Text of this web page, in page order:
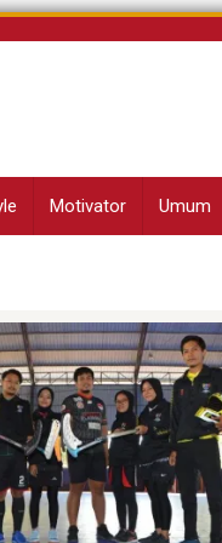
Motivator Umum